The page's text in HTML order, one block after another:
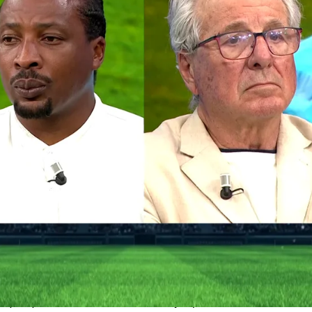
WhatsappFacebook
X
el Atlético de Madrid ya se
poniendo la lupa en varios objetivos
cara a la próxima temporada. Álex
de El Chiringuito de uno de los
club rojiblanco: "Desde que saben
Bernardo Silva queda libre, es
propone al Cholo el fichaje y él le